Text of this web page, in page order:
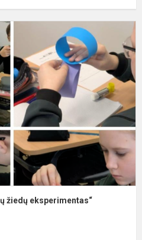
žiedų eksperimentas“